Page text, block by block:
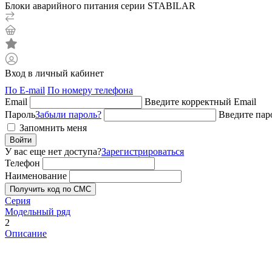
Блоки аварийного питания серии STABILAR
Вход в личный кабинет
По E-mail По номеру телефона
Email
Введите корректный Email
ПарольЗабыли пароль?
Введите
Запомнить меня
Войти
У вас еще нет доступа?Зарегистрироваться
Телефон
Наименование
Получить код по СМС
Серия
Модельный ряд
2
Описание